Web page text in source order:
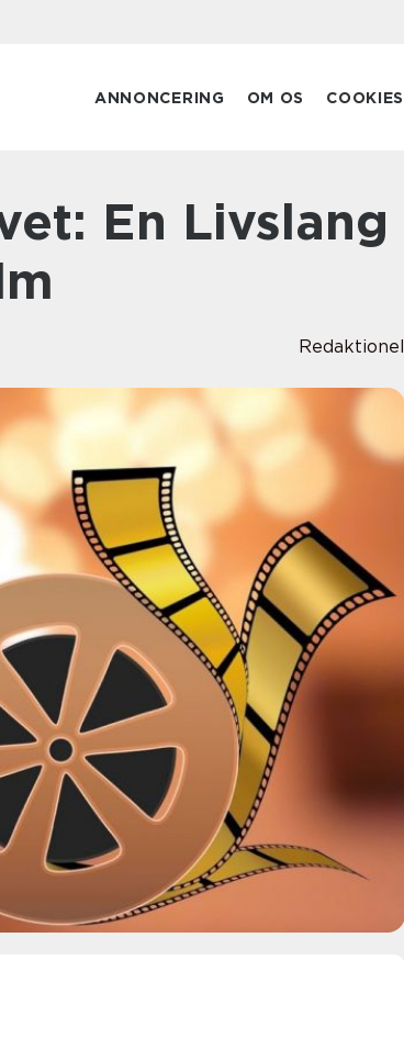
ANNONCERING OM OS COOKIES
Redaktionel